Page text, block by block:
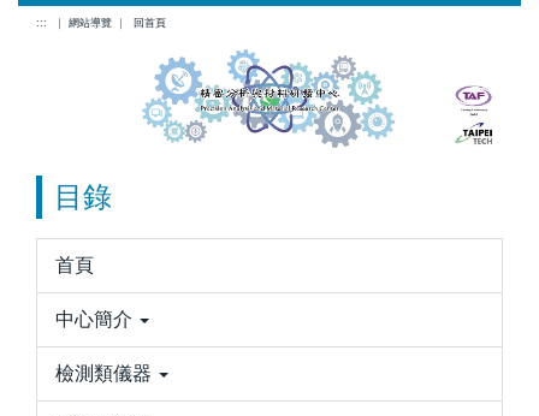
::: ｜ 網站導覽 ｜ 回首頁
目錄
首頁
中心簡介
檢測類儀器